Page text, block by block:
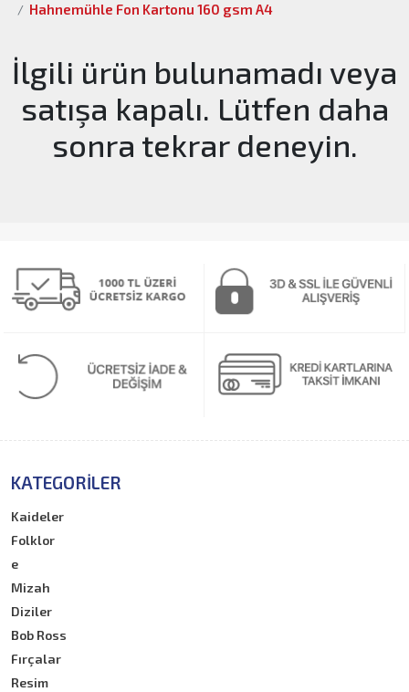
Hahnemühle Fon Kartonu 160 gsm A4
İlgili ürün bulunamadı veya
satışa kapalı. Lütfen daha
sonra tekrar deneyin.
KATEGORILER
Kaideler
Folklor
e
Mizah
Diziler
Bob Ross
Fırçalar
Resim